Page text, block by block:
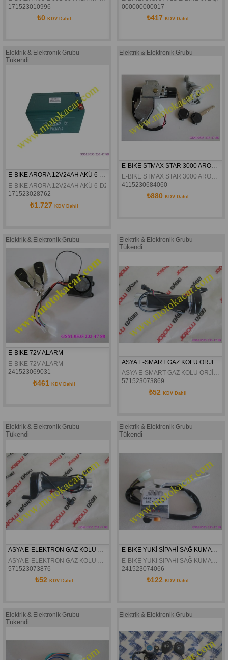
171523010996
₺0 KDV Dahil
000000000017
₺417 KDV Dahil
Elektrik & Elektronik Grubu
Tükendi
E-BIKE ARORA 12V24AH AKÜ 6-DZM-24 ORJİNAL
E-BIKE ARORA 12V24AH AKÜ 6-DZM-24 ORJİNAL
171523028762
₺1.727 KDV Dahil
Elektrik & Elektronik Grubu
E-BIKE STMAX STAR 3000 ARORA BL 2000 CUP MODEL KONTAK
E-BIKE STMAX STAR 3000 ARORA BL 2000 CUP MODEL KONTAK
4115230684060
₺880 KDV Dahil
Elektrik & Elektronik Grubu
E-BIKE 72V ALARM
E-BIKE 72V ALARM
241523069031
₺461 KDV Dahil
Elektrik & Elektronik Grubu
Tükendi
ASYA E-SMART GAZ KOLU ORJİNAL
ASYA E-SMART GAZ KOLU ORJİNAL
571523073869
₺52 KDV Dahil
Elektrik & Elektronik Grubu
Tükendi
571523073876
₺52 KDV Dahil
Elektrik & Elektronik Grubu
Tükendi
241523074066
₺122 KDV Dahil
Elektrik & Elektronik Grubu
Tükendi
Elektrik & Elektronik Grubu